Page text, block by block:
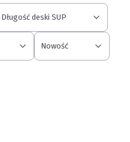
Długość deski SUP
Nowość